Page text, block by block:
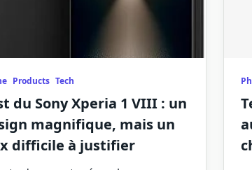
Products Tech
du Sony Xperia 1 VIII : un
magnifique, mais un
difficile à justifier